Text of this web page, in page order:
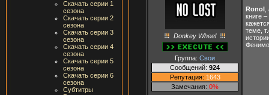
Скачать серии 1
сезона
Скачать серии 2
сезона
Скачать серии 3
сезона
Скачать серии 4
сезона
Скачать серии 5
сезона
Скачать серии 6
сезона
Субтитры
Donkey Wheel
Группа: Свои
Сообщений: 924
Репутация: 1643
Замечания: 0%
Ronol
книге
теме,